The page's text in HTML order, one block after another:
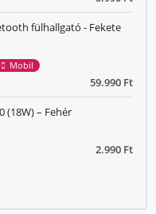
59.990 Ft
fülhallgató - Fekete
Mobil
2.990 Ft
(18W) – Fehér